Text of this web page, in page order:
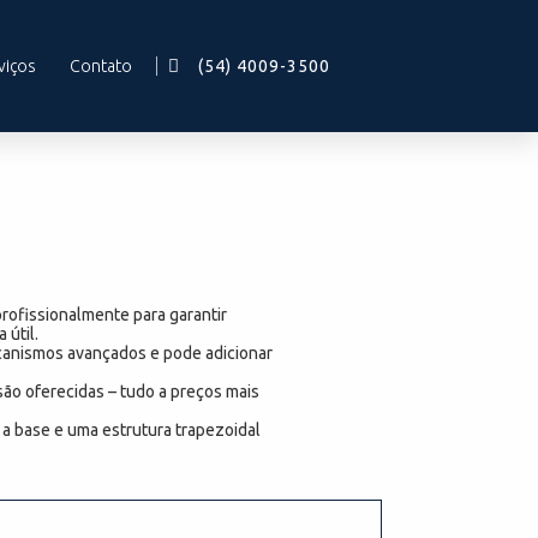
Contato (54) 4009-3500
para garantir
útil.
avançados e pode adicionar
oferecidas – tudo a preços mais
base e uma estrutura trapezoidal